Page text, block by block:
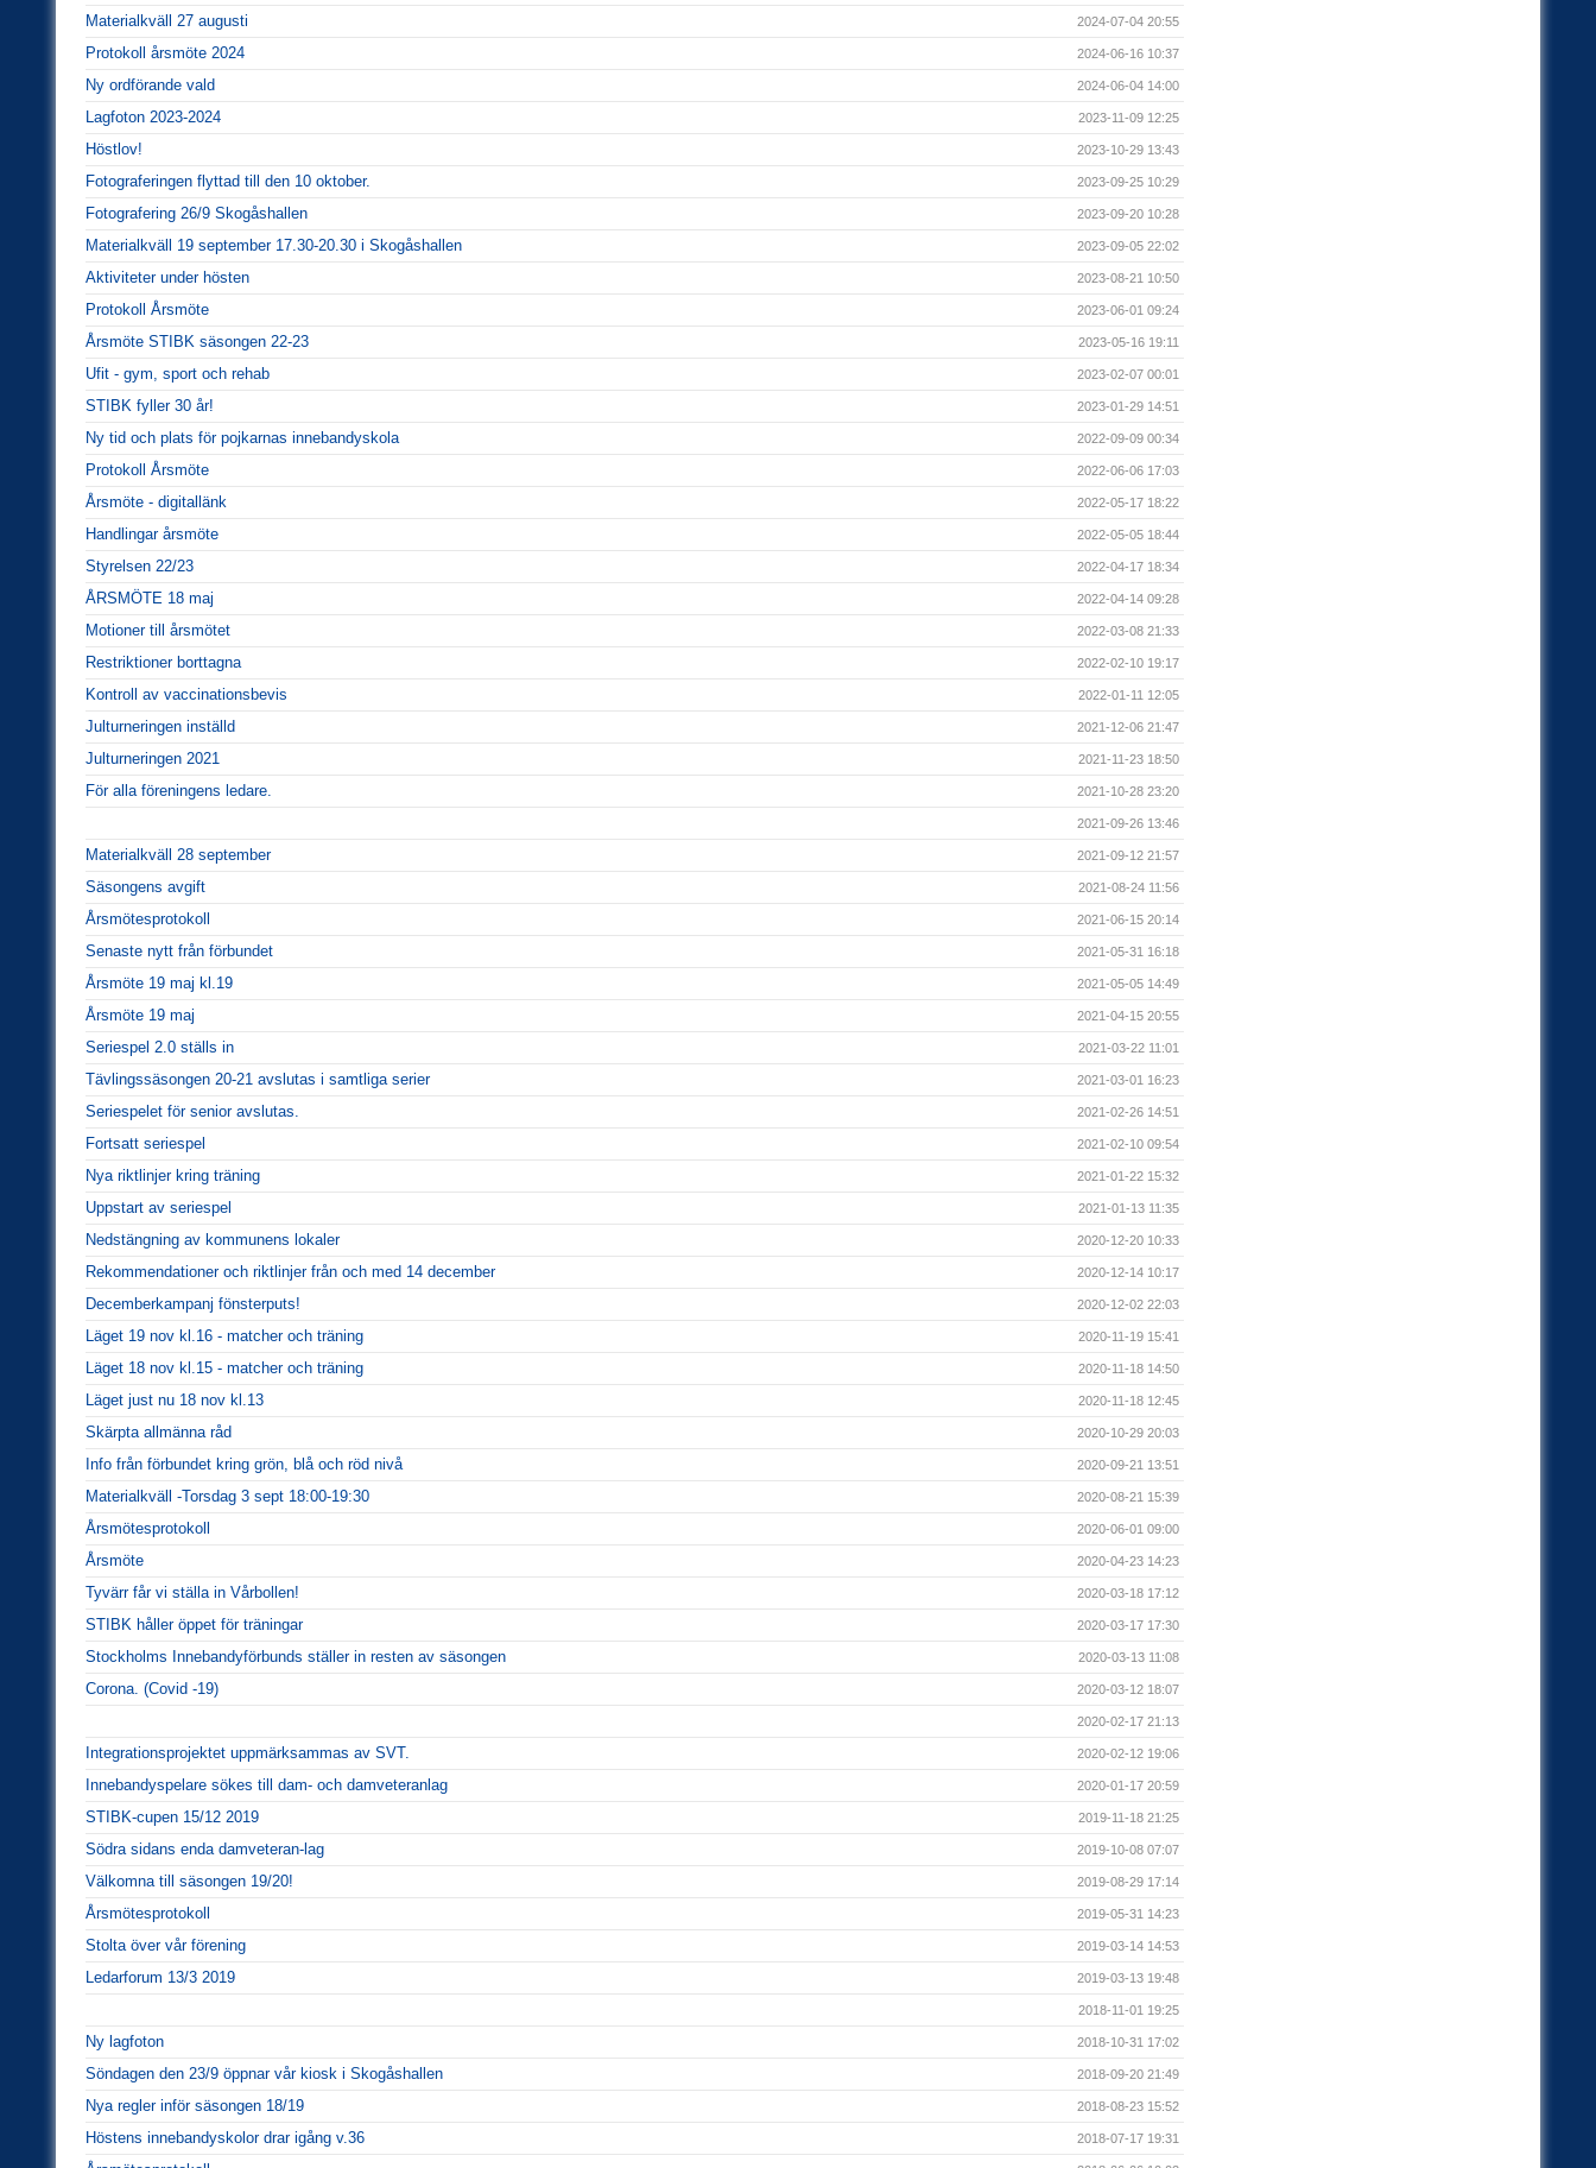
Materialkväll 27 augusti 2024-07-04 20:55
Protokoll årsmöte 2024 2024-06-16 10:37
Ny ordförande vald 2024-06-04 14:00
Lagfoton 2023-2024 2023-11-09 12:25
Höstlov! 2023-10-29 13:43
Fotograferingen flyttad till den 10 oktober. 2023-09-25 10:29
Fotografering 26/9 Skogåshallen 2023-09-20 10:28
Materialkväll 19 september 17.30-20.30 i Skogåshallen 2023-09-05 22:02
Aktiviteter under hösten 2023-08-21 10:50
Protokoll Årsmöte 2023-06-01 09:24
Årsmöte STIBK säsongen 22-23 2023-05-16 19:11
Ufit - gym, sport och rehab 2023-02-07 00:01
STIBK fyller 30 år! 2023-01-29 14:51
Ny tid och plats för pojkarnas innebandyskola 2022-09-09 00:34
Protokoll Årsmöte 2022-06-06 17:03
Årsmöte - digitallänk 2022-05-17 18:22
Handlingar årsmöte 2022-05-05 18:44
Styrelsen 22/23 2022-04-17 18:34
ÅRSMÖTE 18 maj 2022-04-14 09:28
Motioner till årsmötet 2022-03-08 21:33
Restriktioner borttagna 2022-02-10 19:17
Kontroll av vaccinationsbevis 2022-01-11 12:05
Julturneringen inställd 2021-12-06 21:47
Julturneringen 2021 2021-11-23 18:50
För alla föreningens ledare. 2021-10-28 23:20
2021-09-26 13:46
Materialkväll 28 september 2021-09-12 21:57
Säsongens avgift 2021-08-24 11:56
Årsmötesprotokoll 2021-06-15 20:14
Senaste nytt från förbundet 2021-05-31 16:18
Årsmöte 19 maj kl.19 2021-05-05 14:49
Årsmöte 19 maj 2021-04-15 20:55
Seriespel 2.0 ställs in 2021-03-22 11:01
Tävlingssäsongen 20-21 avslutas i samtliga serier 2021-03-01 16:23
Seriespelet för senior avslutas. 2021-02-26 14:51
Fortsatt seriespel 2021-02-10 09:54
Nya riktlinjer kring träning 2021-01-22 15:32
Uppstart av seriespel 2021-01-13 11:35
Nedstängning av kommunens lokaler 2020-12-20 10:33
Rekommendationer och riktlinjer från och med 14 december 2020-12-14 10:17
Decemberkampanj fönsterputs! 2020-12-02 22:03
Läget 19 nov kl.16 - matcher och träning 2020-11-19 15:41
Läget 18 nov kl.15 - matcher och träning 2020-11-18 14:50
Läget just nu 18 nov kl.13 2020-11-18 12:45
Skärpta allmänna råd 2020-10-29 20:03
Info från förbundet kring grön, blå och röd nivå 2020-09-21 13:51
Materialkväll -Torsdag 3 sept 18:00-19:30 2020-08-21 15:39
Årsmötesprotokoll 2020-06-01 09:00
Årsmöte 2020-04-23 14:23
Tyvärr får vi ställa in Vårbollen! 2020-03-18 17:12
STIBK håller öppet för träningar 2020-03-17 17:30
Stockholms Innebandyförbunds ställer in resten av säsongen 2020-03-13 11:08
Corona. (Covid -19) 2020-03-12 18:07
2020-02-17 21:13
Integrationsprojektet uppmärksammas av SVT. 2020-02-12 19:06
Innebandyspelare sökes till dam- och damveteranlag 2020-01-17 20:59
STIBK-cupen 15/12 2019 2019-11-18 21:25
Södra sidans enda damveteran-lag 2019-10-08 07:07
Välkomna till säsongen 19/20! 2019-08-29 17:14
Årsmötesprotokoll 2019-05-31 14:23
Stolta över vår förening 2019-03-14 14:53
Ledarforum 13/3 2019 2019-03-13 19:48
2018-11-01 19:25
Ny lagfoton 2018-10-31 17:02
Söndagen den 23/9 öppnar vår kiosk i Skogåshallen 2018-09-20 21:49
Nya regler inför säsongen 18/19 2018-08-23 15:52
Höstens innebandyskolor drar igång v.36 2018-07-17 19:31